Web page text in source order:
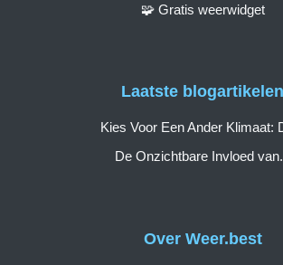
Over Weer.best
🧩 Gratis weerwidget
Laatste blogartikelen
Kies Voor Een Ander Klimaat:
De Onzichtbare Invloed